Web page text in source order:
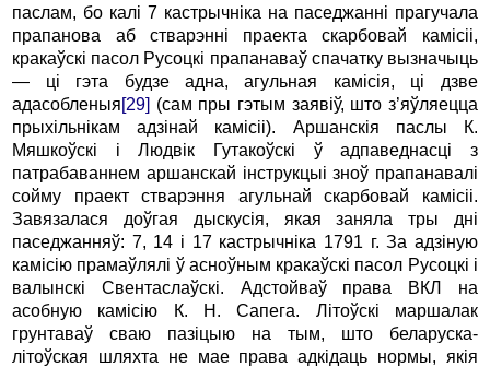
паслам, бо калі 7 кастрычніка на паседжанні прагучала
прапанова аб стварэнні праекта скарбовай камісіі,
кракаўскі пасол Русоцкі прапанаваў спачатку вызначыць
— ці гэта будзе адна, агульная камісія, ці дзве
адасобленыя[29] (сам пры гэтым заявіў, што з’яўляецца
прыхільнікам адзінай камісіі). Аршанскія паслы К.
Мяшкоўскі і Людвік Гутакоўскі ў адпаведнасці з
патрабаваннем аршанскай інструкцыі зноў прапанавалі
сойму праект стварэння агульнай скарбовай камісіі.
Завязалася доўгая дыскусія, якая заняла тры дні
паседжанняў: 7, 14 і 17 кастрычніка 1791 г. За адзіную
камісію прамаўлялі ў асноўным кракаўскі пасол Русоцкі і
валынскі Свентаслаўскі. Адстойваў права ВКЛ на
асобную камісію К. Н. Сапега. Літоўскі маршалак
грунтаваў сваю пазіцыю на тым, што беларуска-
літоўская шляхта не мае права адкідаць нормы, якія